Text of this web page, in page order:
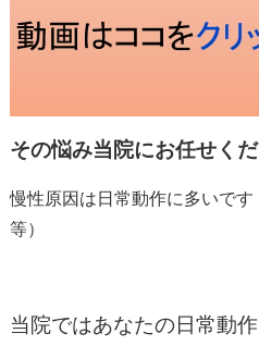
その悩み当院にお任せく
慢性原因は日常動作に多いで
等）
当院ではあなたの日常動